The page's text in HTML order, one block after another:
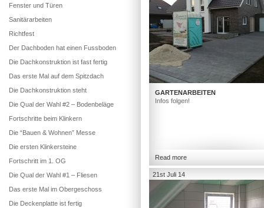
GARTENARBEITEN
Infos folgen!
Read more
21st Juli 14
Fenster und Türen
Sanitärarbeiten
Richtfest
Der Dachboden hat einen Fussboden
Die Dachkonstruktion ist fast fertig
Das erste Mal auf dem Spitzdach
Die Dachkonstruktion steht
Die Qual der Wahl #2 – Bodenbeläge
Fortschritte beim Klinkern
Die “Bauen & Wohnen” Messe
Die ersten Klinkersteine
Fortschritt im 1. OG
Die Qual der Wahl #1 – Fliesen
Das erste Mal im Obergeschoss
Die Deckenplatte ist fertig